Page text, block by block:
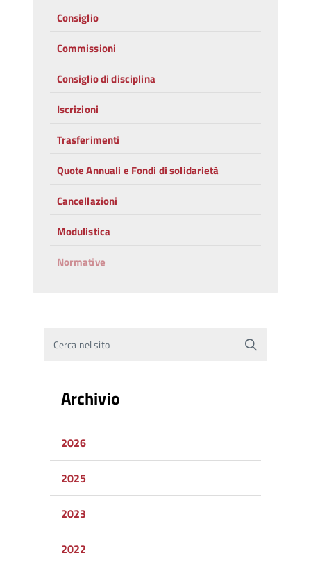
Consiglio
Commissioni
Consiglio di disciplina
Iscrizioni
Trasferimenti
Quote Annuali e Fondi di solidarietà
Cancellazioni
Modulistica
Normative
Cerca nel sito
Archivio
2026
2025
2023
2022